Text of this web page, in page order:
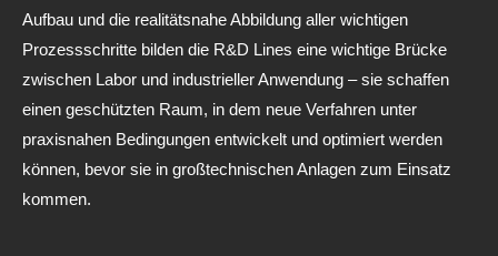
Aufbau und die realitätsnahe Abbildung aller wichtigen
Prozessschritte bilden die R&D Lines eine wichtige Brücke
zwischen Labor und industrieller Anwendung – sie schaffen
einen geschützten Raum, in dem neue Verfahren unter
praxisnahen Bedingungen entwickelt und optimiert werden
können, bevor sie in großtechnischen Anlagen zum Einsatz
kommen.